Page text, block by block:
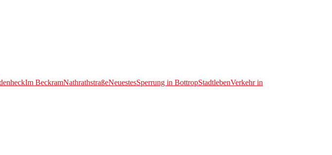
Im BeckramNathrathstraßeNeuestesSperrung in BottropStadtlebenVerkehr in